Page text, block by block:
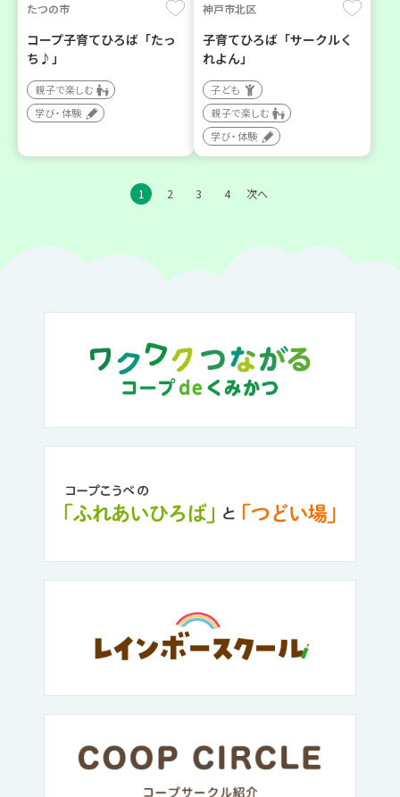
たつの市
コープ子育てひろば「たっ
ち♪」
親子で楽しむ
学び・体験
神戸市北区
子育てひろば「サークルく
れよん」
子ども
親子で楽しむ
学び・体験
1 2 3 4 次へ